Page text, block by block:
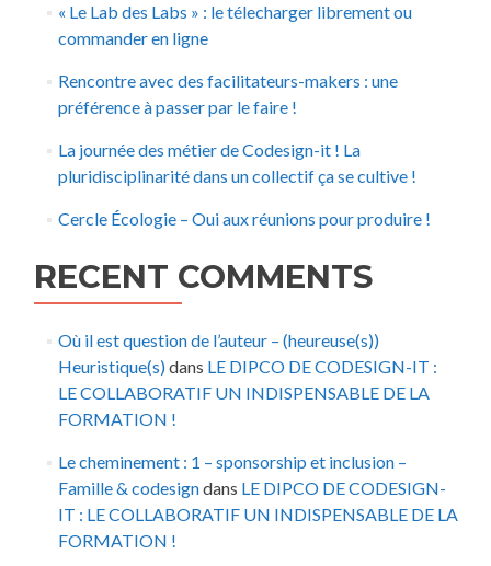
« Le Lab des Labs » : le télecharger librement ou
commander en ligne
Rencontre avec des facilitateurs-makers : une
préférence à passer par le faire !
La journée des métier de Codesign-it ! La
pluridisciplinarité dans un collectif ça se cultive !
Cercle Écologie – Oui aux réunions pour produire !
RECENT COMMENTS
Où il est question de l’auteur – (heureuse(s))
Heuristique(s)dans LE DIPCO DE CODESIGN-IT :
LE COLLABORATIF UN INDISPENSABLE DE LA
FORMATION !
Le cheminement : 1 – sponsorship et inclusion –
Famille & codesigndans LE DIPCO DE CODESIGN-
IT : LE COLLABORATIF UN INDISPENSABLE DE LA
FORMATION !